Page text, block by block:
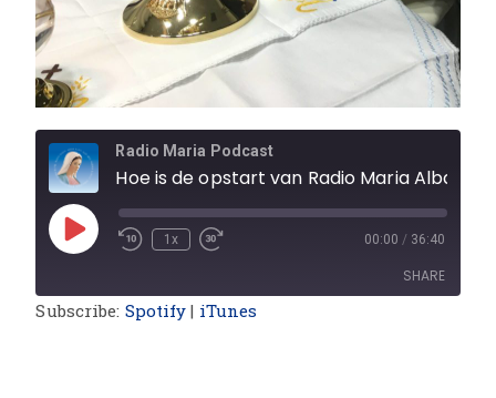
Radio Maria Podcast
1x 00:00 / 36:40
SHARE
Subscribe: Spotify | iTunes